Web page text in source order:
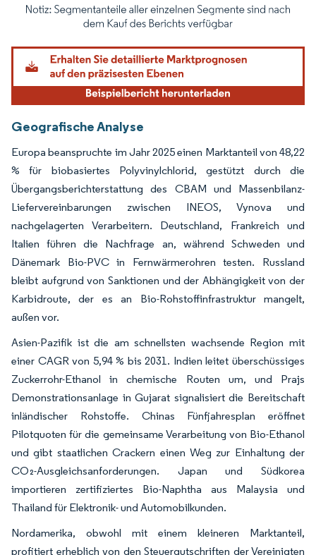
Bild © Mordor Intelligence. Wiederverwendung erfordert Namensnennung
Geografische Analyse
Europa beanspruchte im Jahr 2025 einen Marktanteil von 48,22
% für biobasiertes Polyvinylchlorid, gestützt durch die
Übergangsberichterstattung des CBAM und Massenbilanz-
Liefervereinbarungen zwischen INEOS, Vynova und
nachgelagerten Verarbeitern. Deutschland, Frankreich und
Italien führen die Nachfrage an, während Schweden und
Dänemark Bio-PVC in Fernwärmerohren testen. Russland
bleibt aufgrund von Sanktionen und der Abhängigkeit von der
Karbidroute, der es an Bio-Rohstoffinfrastruktur mangelt,
außen vor.
Asien-Pazifik ist die am schnellsten wachsende Region mit
einer CAGR von 5,94 % bis 2031. Indien leitet überschüssiges
Zuckerrohr-Ethanol in chemische Routen um, und Prajs
Demonstrationsanlage in Gujarat signalisiert die Bereitschaft
inländischer Rohstoffe. Chinas Fünfjahresplan eröffnet
Pilotquoten für die gemeinsame Verarbeitung von Bio-Ethanol
und gibt staatlichen Crackern einen Weg zur Einhaltung der
CO₂-Ausgleichsanforderungen. Japan und Südkorea
importieren zertifiziertes Bio-Naphtha aus Malaysia und
Thailand für Elektronik- und Automobilkunden.
Nordamerika, obwohl mit einem kleineren Marktanteil,
profitiert erheblich von den Steuergutschriften der Vereinigten